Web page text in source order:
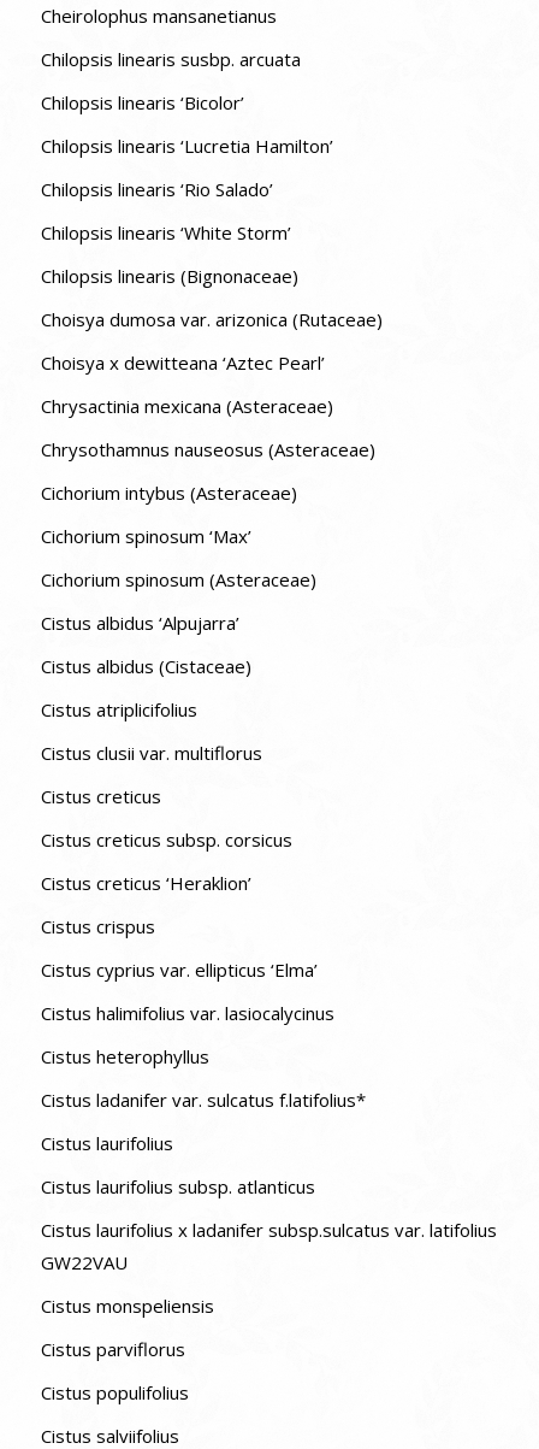
Cheirolophus mansanetianus
Chilopsis linearis susbp. arcuata
Chilopsis linearis ‘Bicolor’
Chilopsis linearis ‘Lucretia Hamilton’
Chilopsis linearis ‘Rio Salado’
Chilopsis linearis ‘White Storm’
Chilopsis linearis (Bignonaceae)
Choisya dumosa var. arizonica (Rutaceae)
Choisya x dewitteana ‘Aztec Pearl’
Chrysactinia mexicana (Asteraceae)
Chrysothamnus nauseosus (Asteraceae)
Cichorium intybus (Asteraceae)
Cichorium spinosum ‘Max’
Cichorium spinosum (Asteraceae)
Cistus albidus ‘Alpujarra’
Cistus albidus (Cistaceae)
Cistus atriplicifolius
Cistus clusii var. multiflorus
Cistus creticus
Cistus creticus subsp. corsicus
Cistus creticus ‘Heraklion’
Cistus crispus
Cistus cyprius var. ellipticus ‘Elma’
Cistus halimifolius var. lasiocalycinus
Cistus heterophyllus
Cistus ladanifer var. sulcatus f.latifolius*
Cistus laurifolius
Cistus laurifolius subsp. atlanticus
Cistus laurifolius x ladanifer subsp.sulcatus var. latifolius
GW22VAU
Cistus monspeliensis
Cistus parviflorus
Cistus populifolius
Cistus salviifolius